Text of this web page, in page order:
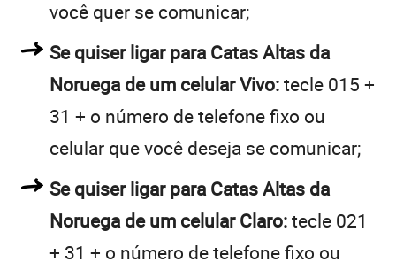
você quer se comunicar;
Se quiser ligar para Catas Altas da
Noruega de um celular Vivo:tecle 015 +
31 + o número de telefone fixo ou
celular que você deseja se comunicar;
Se quiser ligar para Catas Altas da
Noruega de um celular Claro:tecle 021
+ 31 + o número de telefone fixo ou